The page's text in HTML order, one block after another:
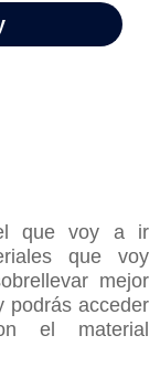
que voy a ir
que voy
mejor
podrás acceder
el material